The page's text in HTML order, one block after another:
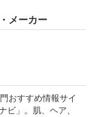
メーカー
おすすめ情報サイ
ビ」。肌、ヘア、